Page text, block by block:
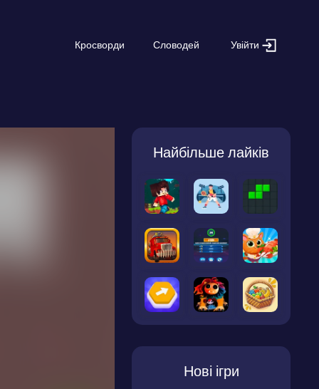
Кросворди Словодей Увійти
Найбільше лайків
Нові ігри